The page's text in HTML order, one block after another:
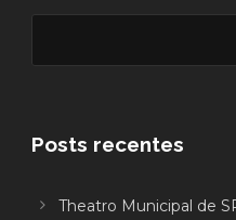
Posts recentes
Theatro Municipal de